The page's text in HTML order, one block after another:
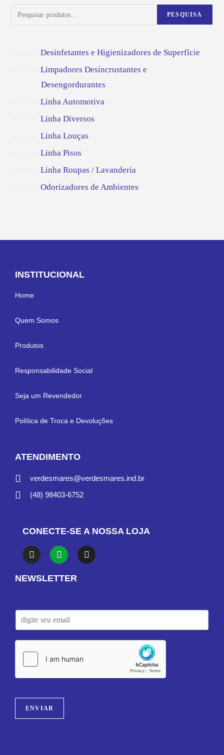
PESQUISA
Desinfetantes e Higienizadores de Superfície
Limpadores Desincrustantes e
Desengordurantes
Linha Automotiva
Linha Diversos
Linha Louças
Linha Pisos
Linha Roupas / Lavanderia
Odorizadores de Ambientes
INSTITUCIONAL
Home
Quem Somos
Produtos
Responsabilidade Social
Seja um Revendedor
Política de Troca e Devoluções
ATENDIMENTO
verdesmares@verdesmares.ind.br
(48) 98403-6752
CONECTE-SE A NOSSA LOJA
NEWSLETTER
ENVIAR